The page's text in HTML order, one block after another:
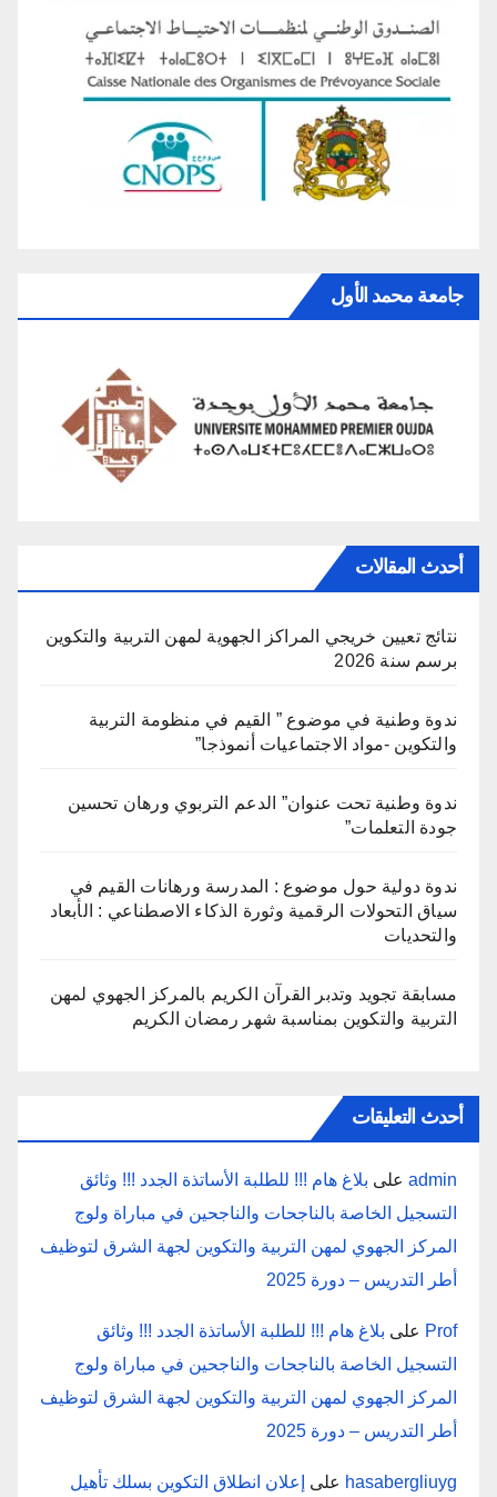
جامعة محمد الأول
أحدث المقالات
نتائج تعيين خريجي المراكز الجهوية لمهن التربية والتكوين
برسم سنة 2026
ندوة وطنية في موضوع ” القيم في منظومة التربية
والتكوين -مواد الاجتماعيات أنموذجا”
ندوة وطنية تحت عنوان” الدعم التربوي ورهان تحسين
جودة التعلمات”
ندوة دولية حول موضوع : المدرسة ورهانات القيم في
سياق التحولات الرقمية وثورة الذكاء الاصطناعي : الأبعاد
والتحديات
مسابقة تجويد وتدبر القرآن الكريم بالمركز الجهوي لمهن
التربية والتكوين بمناسبة شهر رمضان الكريم
أحدث التعليقات
admin على بلاغ هام !!! للطلبة الأساتذة الجدد !!! وثائق
التسجيل الخاصة بالناجحات والناجحين في مباراة ولوج
المركز الجهوي لمهن التربية والتكوين لجهة الشرق لتوظيف
أطر التدريس – دورة 2025
Prof على بلاغ هام !!! للطلبة الأساتذة الجدد !!! وثائق
التسجيل الخاصة بالناجحات والناجحين في مباراة ولوج
المركز الجهوي لمهن التربية والتكوين لجهة الشرق لتوظيف
أطر التدريس – دورة 2025
hasabergliuyg على
إعلان انطلاق التكوين بسلك تأهيل